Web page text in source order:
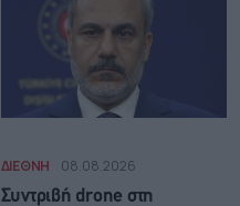
ΔΙΕΘΝΗ 08.08.2026
Συντριβή drone στη